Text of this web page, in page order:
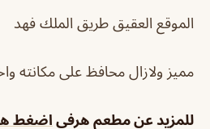
الموقع العقيق طريق الملك فهد
مميز ولازال محافظ على مكانته
للمزيد عن مطعم هرفي اضغط